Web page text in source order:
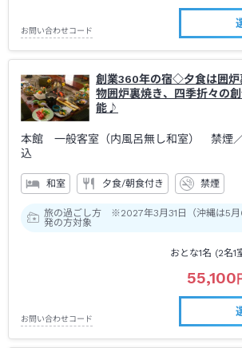
お問い合わせコード
創業360年の宿◇夕食は囲
物囲炉裏焼き、四季折々の
能♪
本館 一般客室（内風呂無し和室） 禁煙
込
和室 夕食/朝食付き 禁煙
旅の過ごし方 ※2027年3月31日（沖縄は5月
発の方対象
おとな1名 (2名1
55,100
お問い合わせコード